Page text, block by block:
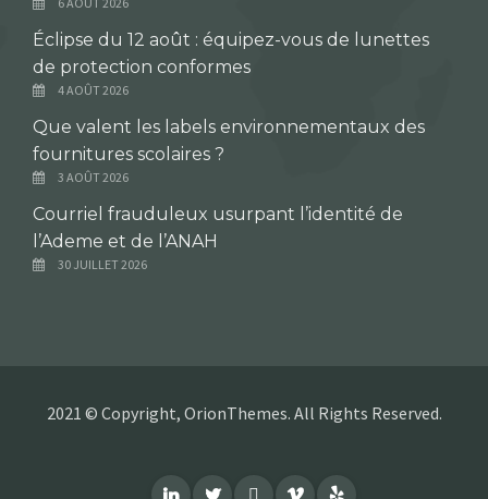
Éclipse du 12 août : équipez-vous de lunettes
de protection conformes
4 AOÛT 2026
Que valent les labels environnementaux des
fournitures scolaires ?
3 AOÛT 2026
Courriel frauduleux usurpant l’identité de
l’Ademe et de l’ANAH
30 JUILLET 2026
2021 © Copyright, OrionThemes. All Rights Reserved.